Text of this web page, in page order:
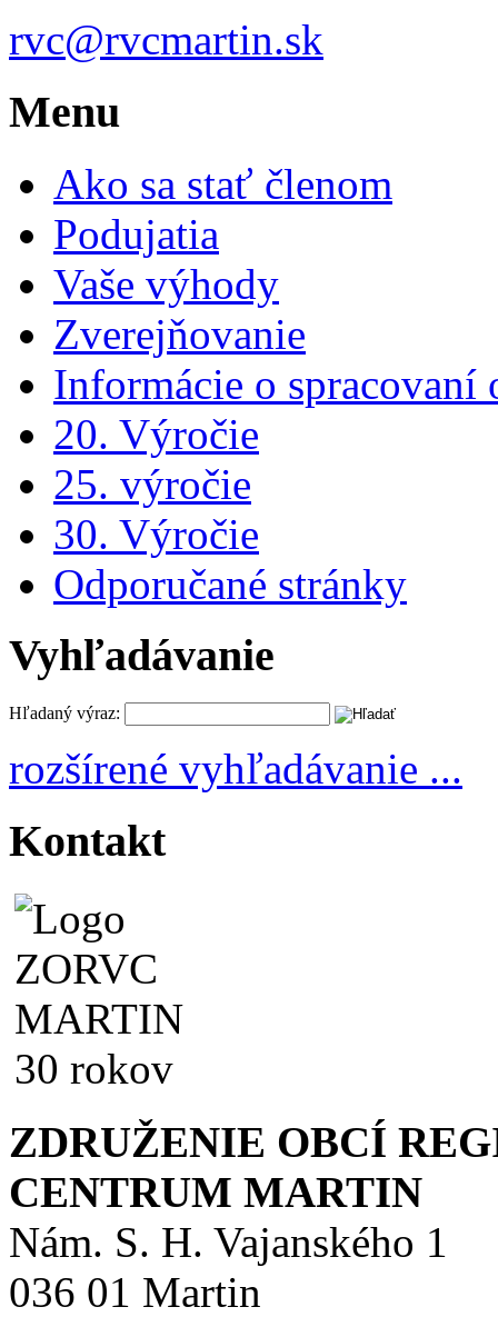
rvc@rvcmartin.sk
Menu
Ako sa stať členom
Podujatia
Vaše výhody
Zverejňovanie
Informácie o spracovaní
20. Výročie
25. výročie
30. Výročie
Odporučané stránky
Vyhľadávanie
Hľadaný výraz:
rozšírené vyhľadávanie ...
Kontakt
ZDRUŽENIE OBCÍ
CENTRUM MARTIN
Nám. S. H. Vajanského 1
036 01 Martin